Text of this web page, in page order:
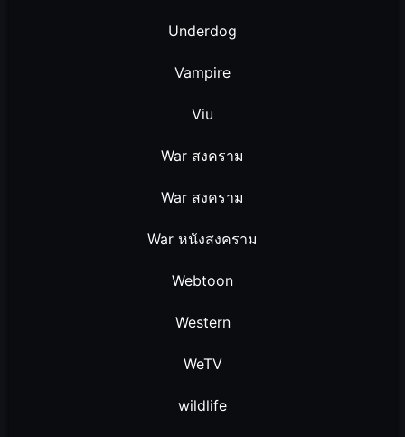
Underdog
Vampire
Viu
War สงคราม
War สงคราม
War หนังสงคราม
Webtoon
Western
WeTV
wildlife